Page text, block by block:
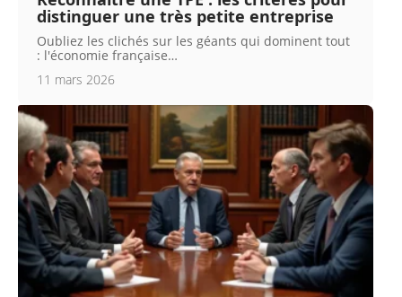
distinguer une très petite entreprise
Oubliez les clichés sur les géants qui dominent tout
: l'économie française…
11 mars 2026